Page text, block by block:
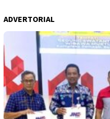
ADVERTORIAL